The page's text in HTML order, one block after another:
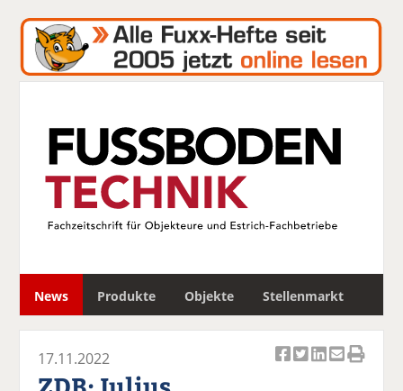
News Produkte Objekte Stellenmarkt
c
17.11.2022